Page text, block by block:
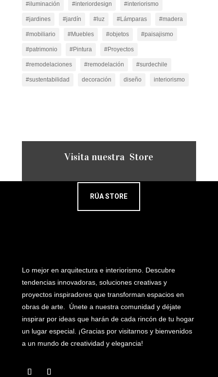
#iluminación #interiordesign #interiorismo
#jardines #jardín #luz #Lámparas #madera
#mobiliario #Muebles #objetos #paisajismo
#patrimonio #Pintura #Proyectos
#remodelaciones #remodelación #surdechile
#sustentabilidad decoración diseño interiorismo
Visita nuestra Store
RÚA STORE
Lo mejor en arquitectura e interiorismo. Descubre
tendencias innovadoras, soluciones creativas y
proyectos inspiradores que transforman espacios en
obras de arte. Únete a nuestra comunidad y déjate
inspirar por ideas que harán de cada rincón de tu hogar
un lugar especial. ¡Gracias por visitarnos y bienvenidos
a un mundo de creatividad y elegancia!